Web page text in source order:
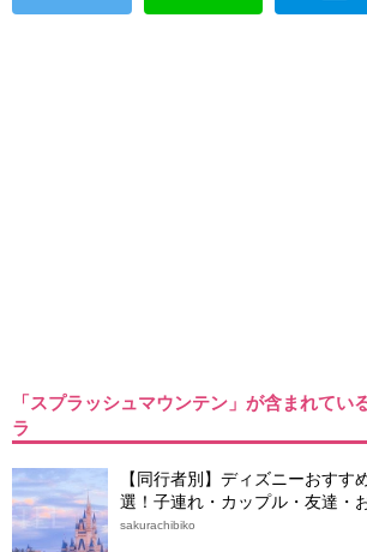
「スプラッシュマウンテン」が含まれてい
ラ
【同行者別】ディズニーおすす
選！子連れ・カップル・友達・
sakurachibiko